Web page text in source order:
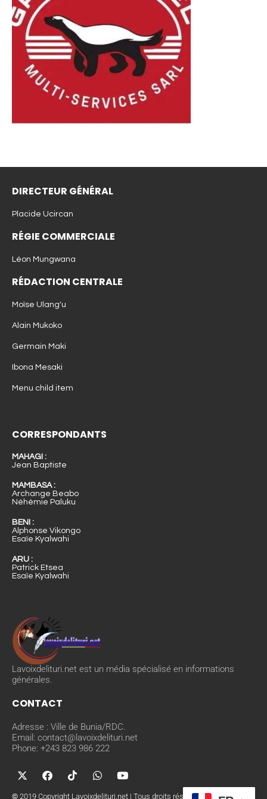
Lavoixdelituri.net est un média spécialisé en informations
générales.
CONTACT
Adresse : Ville de Bunia/RDC.
Email: contact@lavoixdelituri.net
Phone: +243 823 986 222
© 2019 Copyright Lavoixdelituri.net | Tous droits réservés. Réalisé par
DIRECTEUR GÉNÉRAL
Placide Ucircan
RÉGIE COMMERCIALE
Léon Mungwana
RÉDACTION CENTRALE
Moïse Ulang'u
Alain Mukoko
Germain Maki
Ibona Mesaki
Menu child item
CORRESPONDANTS
MAHAGI :
Jean Baptiste
MAMBASA :
Archange Beabo
Néhémie Paluku
BENI :
Alphonse Vikongo
Esaïe Kyalwahi
ARU :
Patrick Etsea
Esaïe Kyalwahi